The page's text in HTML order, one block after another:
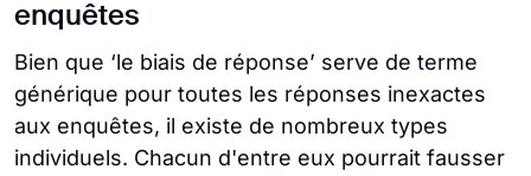
enquêtes
Bien que ‘le biais de réponse’ serve de terme
générique pour toutes les réponses inexactes
aux enquêtes, il existe de nombreux types
individuels. Chacun d'entre eux pourrait fausser